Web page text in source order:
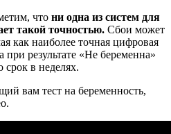
что ни одна из систем для
такой точностью. Сбои может
как наиболее точная цифровая
результате «Не беременна»
срок в неделях.
вам тест на беременность,